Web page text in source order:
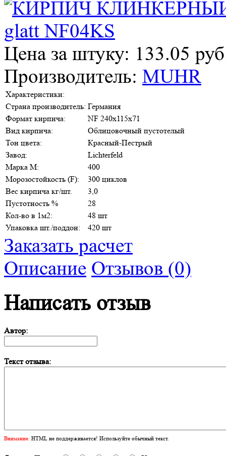
Цена за штуку: 133.05
Производитель: MUHR
Характеристики:
Страна производитель: Германия
Формат кирпича:
NF 240х115х71
Вид кирпича:
Облицовочный пустотелый
Тон цвета:
Красный-Пестрый
Завод:
Lichterfeld
Марка М:
400
Морозостойкость (F):
300 циклов
Вес кирпича кг/шт.
3,0
Пустотность %
28
Кол-во в 1м2:
48 шт
Упаковка шт./поддон:
420 шт
Заказать расчет
Описание Отзывов (0)
Написать отзыв
Автор:
Текст отзыва:
Внимание: HTML не поддерживается! Используйте обычный текст.